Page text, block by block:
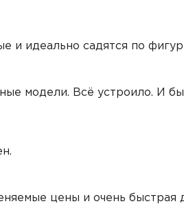
и идеально садятся по
модели. Всё устроило. И
цены и очень быстрая